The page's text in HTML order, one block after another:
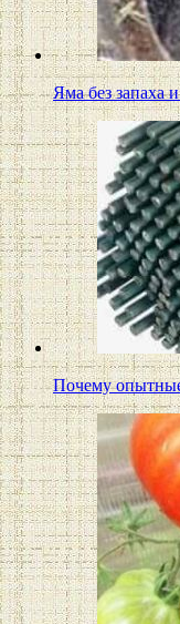
Яма без запаха
Почему